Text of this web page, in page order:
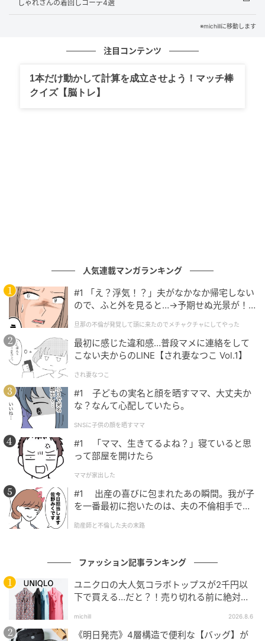
れるのも嬉しいポイントです。
ほどよい抜け感でこなれる♡ロゴT×ブラウン
スカートコーデ
しゃれさんの着回しコーデ4選
※michillに移動します
注目コンテンツ
1本だけ動かして計算を成立させよう！マッチ棒
クイズ【脳トレ】
人気連載マンガランキング
#1 「え？浮気！？」夫がなかなか帰宅しない
ので、ふと外を見ると…→予期せぬ光景が！
クチャにしてやった
旦那の不倫が発覚して頭に来たのでメチャクチャにしてやった
最初に感じた違和感…普段マメに連絡をして
こない夫からのLINE【され妻なつこ Vol.1】
され妻なつこ
#1 子どもの実名と顔を晒すママ、大丈夫か
な？なんて心配していたら。
SNSに子供の顔を晒すママ
#1 「ママ、生きてるよね？」寝ていると思
って部屋を開けたら
ママが家出した
#1 出産の喜びに包まれたあの瞬間。我が子
を一番最初に抱いたのは、夫の不倫相手でし
助産師と不倫した夫の末路
ファッション記事ランキング
ユニクロの大人気コラボトップスが2千円以
下で買える…だと？！売り切れる前に絶対買
michill 2026.8.6
《明日発売》4層構造で便利な【バッグ】が